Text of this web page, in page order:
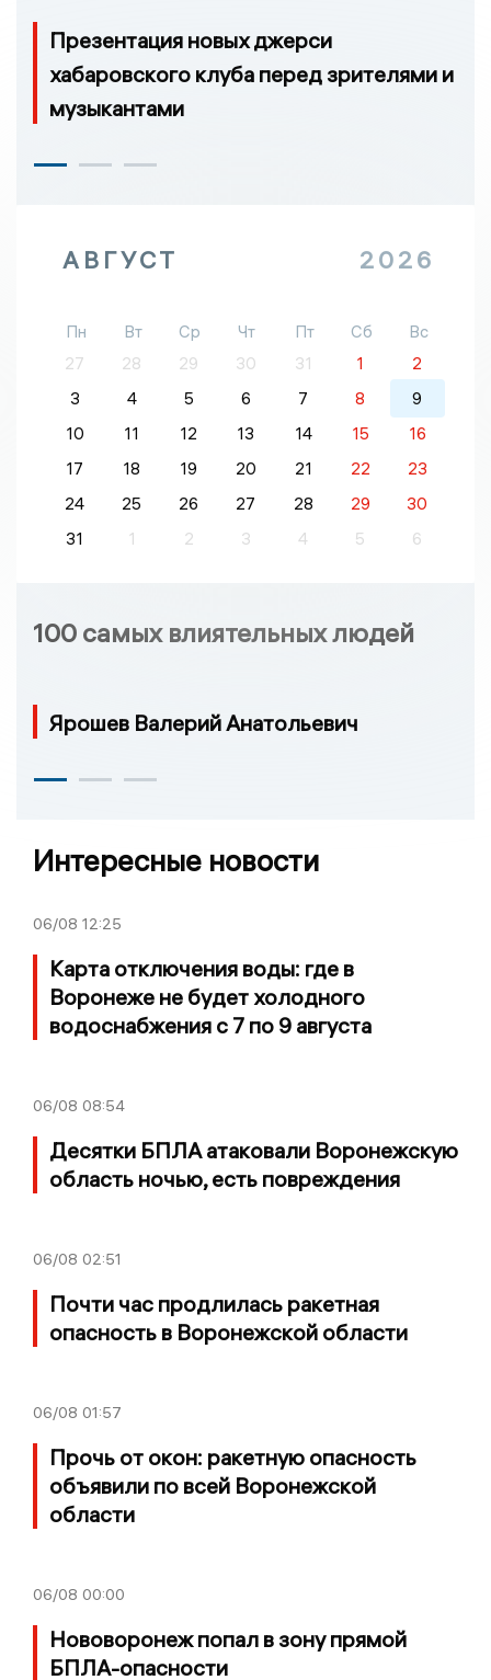
Презентация новых джерси
хабаровского клуба перед зрителями и
музыкантами
АВГУСТ 2026
Пн Вт Ср Чт Пт Сб
Вс
27
28 29 30 31 1
2
3
4 5 6 7 8
9
10
11 12 13 14 15
16
17
18 19 20 21 22
23
24
25 26 27 28 29
30
31
1 2 3 4 5 6
100 самых влиятельных людей
Ярошев Валерий Анатольевич
Интересные новости
06/08 12:25
Карта отключения воды: где в
Воронеже не будет холодного
водоснабжения с 7 по 9 августа
06/08 08:54
Десятки БПЛА атаковали Воронежскую
область ночью, есть повреждения
06/08 02:51
Почти час продлилась ракетная
опасность в Воронежской области
06/08 01:57
Прочь от окон: ракетную опасность
объявили по всей Воронежской
области
06/08 00:00
Нововоронеж попал в зону прямой
БПЛА-опасности